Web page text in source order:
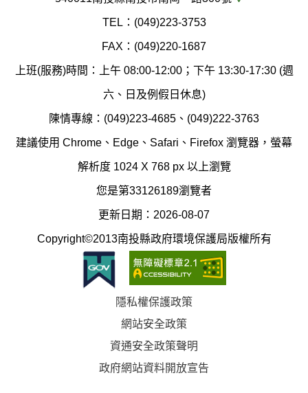
保
局
圖
染
制
科
(南
TEL：(049)223-3753
FAX：(049)220-1687
上班(服務)時間：上午 08:00-12:00；下午 13:30-17:30 (週
六、日及例假日休息)
陳情專線：(049)223-4685、(049)222-3763
建議使用 Chrome、Edge、Safari、Firefox 瀏覽器，螢幕
解析度 1024 X 768 px 以上瀏覽
您是第33126189瀏覽者
更新日期：2026-08-07
Copyright©2013南投縣政府環境保護局版權所有
隱私權保護政策
網站安全政策
資通安全政策聲明
政府網站資料開放宣告